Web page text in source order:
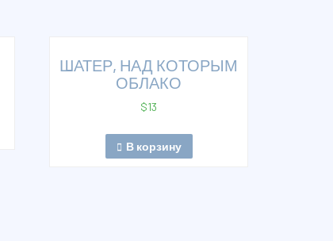
ШАТЕР, НАД КОТОРЫМ
ОБЛАКО
$13
В корзину